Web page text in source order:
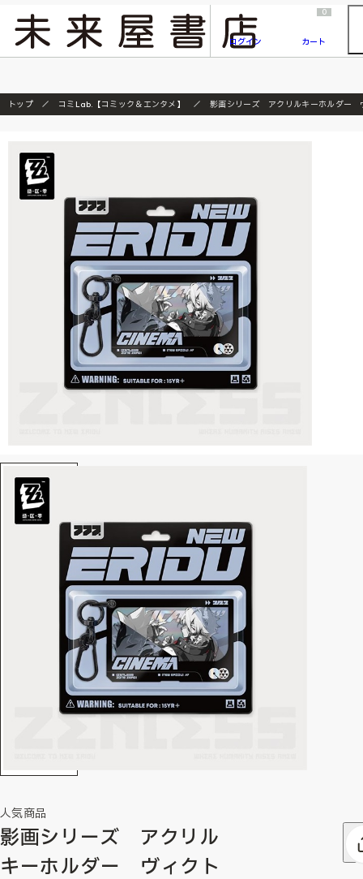
『ONE PIECE magazine 021 ONE PIECEカード付き同梱版』発売延期のご案内
ログイン
0
カート
トップ コミLab.【コミック＆エンタメ】 影画シリーズ アクリルキーホルダー
人気商品
影画シリーズ アクリル
キーホルダー ヴィクト